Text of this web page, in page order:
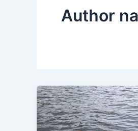
Author